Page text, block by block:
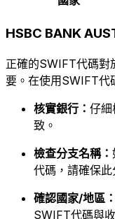
HSBC BANK
正確的SWIFT代碼對
要。在使用SWIFT代
核實銀行： 仔細
致。
檢查分支名稱：
代碼，請確保此
確認國家/地區：
SWIFT代碼與